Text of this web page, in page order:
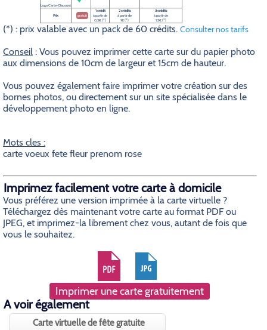
Carte virtuelle de fête gratuite
Logo Carte-Discount
Prix gratuit
1 crédit
à partir de
0,5€ (*)
2 crédits
à partir de
1€ (*)
3 crédits
à partir de
1,5€ (*)
(*) : prix valable avec un pack de 60 crédits. Consulter nos tarifs
Conseil : Vous pouvez imprimer cette carte sur du papier photo
aux dimensions de 10cm de largeur et 15cm de hauteur.
Vous pouvez également faire imprimer votre création sur des
bornes photos, ou directement sur un site spécialisée dans le
développement photo en ligne.
Mots cles :
carte voeux fete fleur prenom rose
Imprimez facilement votre carte à domicile
Vous préférez une version imprimée à la carte virtuelle ?
Téléchargez dès maintenant votre carte au format PDF ou
JPEG, et imprimez-la librement chez vous, autant de fois que
vous le souhaitez.
Imprimer une carte gratuitement
A voir également